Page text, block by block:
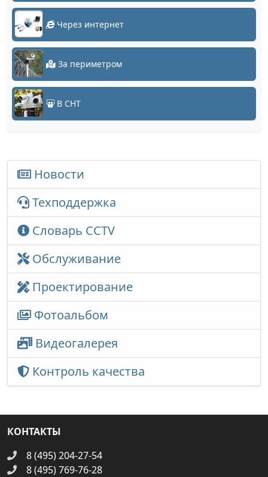
Через интернет
За периметром
В СНТ
Новости
Техподдержка
Словарь CCTV
Обслуживание
Проектирование
Фотоальбом
Видеогалерея
Контроль качества
КОНТАКТЫ
8 (495) 204-27-54
8 (495) 769-76-28